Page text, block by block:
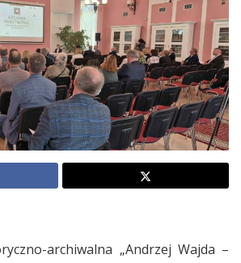
archiwalna „Andrzej Wajda –